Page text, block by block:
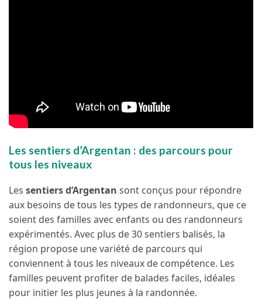
Les sentiers d’Argentan : des parcours pour
tous les niveaux
Les sentiers d’Argentan sont conçus pour répondre
aux besoins de tous les types de randonneurs, que ce
soient des familles avec enfants ou des randonneurs
expérimentés. Avec plus de 30 sentiers balisés, la
région propose une variété de parcours qui
conviennent à tous les niveaux de compétence. Les
familles peuvent profiter de balades faciles, idéales
pour initier les plus jeunes à la randonnée.